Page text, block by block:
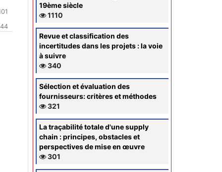
19ème siècle
1110
Revue et classification des
incertitudes dans les projets : la voie
à suivre
340
Sélection et évaluation des
fournisseurs: critères et méthodes
321
La traçabilité totale d'une supply
chain : principes, obstacles et
perspectives de mise en œuvre
301